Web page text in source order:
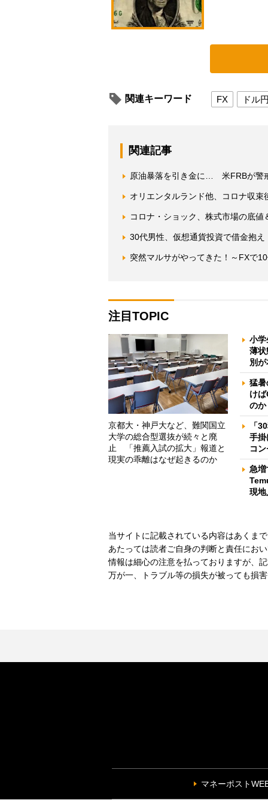
関連キーワード FX ドル
関連記事
原油暴落を引き金に… 米FRBが警
オリエンタルランド他、コロナ収
コロナ・ショック、株式市場の底値
30代男性、仮想通貨投資で借金抱
突然マルサがやってきた！～FXで
注目TOPIC
京都大・神戸大など、難関国立
大学の総合型選抜が続々と廃
止 「推薦入試の拡大」報道と
現実の乖離はなぜ起きるのか
小
薄
別
猛
け
のか
「
手
コ
急
現地
当サイトに記載されている内容はあくま
あたっては読者ご自身の判断と責任にお
情報は細心の注意を払っておりますが、
万が一、トラブル等の損失が被っても損
マネーポスト